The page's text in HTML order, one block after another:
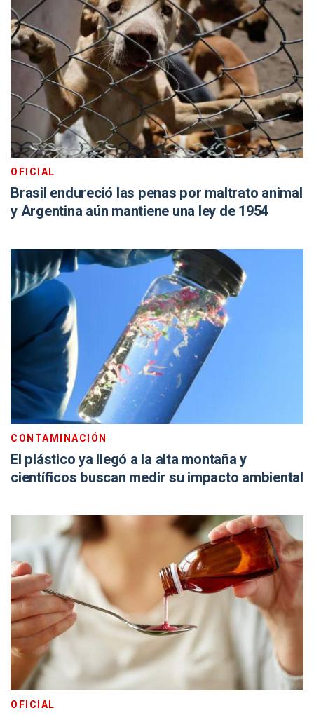
OFICIAL
Brasil endureció las penas por maltrato animal
y Argentina aún mantiene una ley de 1954
CONTAMINACIÓN
El plástico ya llegó a la alta montaña y
científicos buscan medir su impacto ambiental
OFICIAL